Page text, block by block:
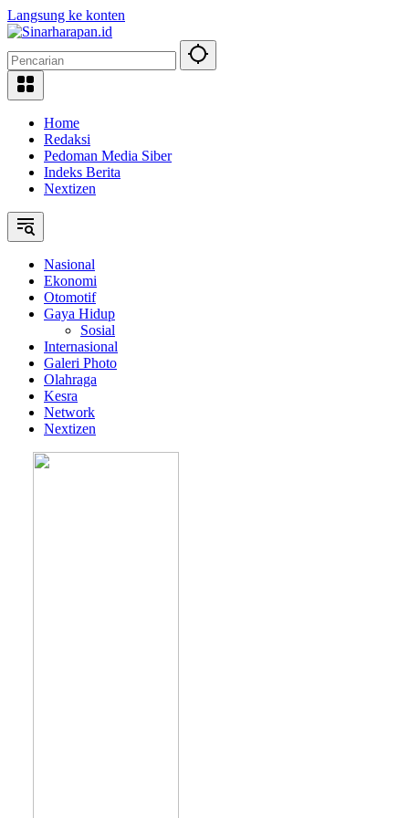
Langsung ke konten
Home
Redaksi
Pedoman Media Siber
Indeks Berita
Nextizen
Nasional
Ekonomi
Otomotif
Gaya Hidup
Sosial
Internasional
Galeri Photo
Olahraga
Kesra
Network
Nextizen